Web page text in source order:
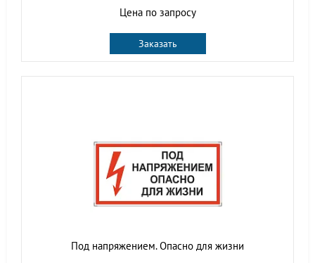
Цена по запросу
Заказать
Под напряжением. Опасно для жизни